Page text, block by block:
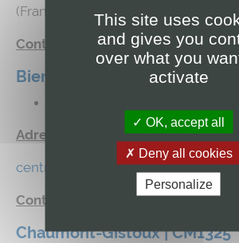
(France)
Contact: +32 (0)82 21 23 65
Biercée | Centre médical de
Adresse: Rue Grignard, 34 – 6533
centremedical-biercee.com
Contact: +32 (0)71 59 59 90
Chaumont-Gistoux | CM1325
This site uses
and gives you
over what you
activate
OK, accept all
Deny all cookies
Personalize